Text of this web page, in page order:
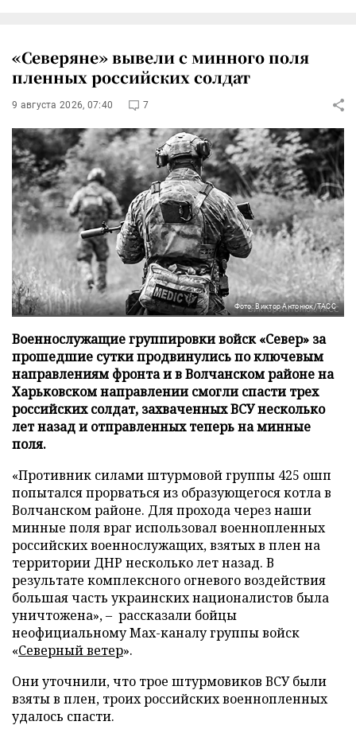
«Северяне» вывели с минного поля
пленных российских солдат
9 августа 2026, 07:40 7
Фото: Виктор Антонюк/ТАСС
Военнослужащие группировки войск «Север» за
прошедшие сутки продвинулись по ключевым
направлениям фронта и в Волчанском районе на
Харьковском направлении смогли спасти трех
российских солдат, захваченных ВСУ несколько
лет назад и отправленных теперь на минные
поля.
«Противник силами штурмовой группы 425 ошп
попытался прорваться из образующегося котла в
Волчанском районе. Для прохода через наши
минные поля враг использовал военнопленных
российских военнослужащих, взятых в плен на
территории ДНР несколько лет назад. В
результате комплексного огневого воздействия
большая часть украинских националистов была
уничтожена», – рассказали бойцы
неофициальному Max-каналу группы войск
«Северный ветер».
Они уточнили, что трое штурмовиков ВСУ были
взяты в плен, троих российских военнопленных
удалось спасти.